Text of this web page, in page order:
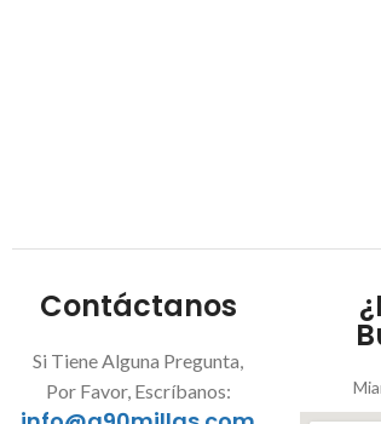
Contáctanos
Si Tiene Alguna Pregunta,
Por Favor, Escríbanos: